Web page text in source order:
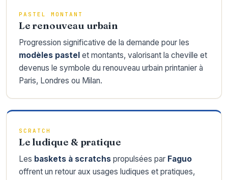
PASTEL MONTANT
Le renouveau urbain
Progression significative de la demande pour les
modèles pastel et montants, valorisant la cheville et
devenus le symbole du renouveau urbain printanier à
Paris, Londres ou Milan.
SCRATCH
Le ludique & pratique
Les baskets à scratchs propulsées par Faguo
offrent un retour aux usages ludiques et pratiques,